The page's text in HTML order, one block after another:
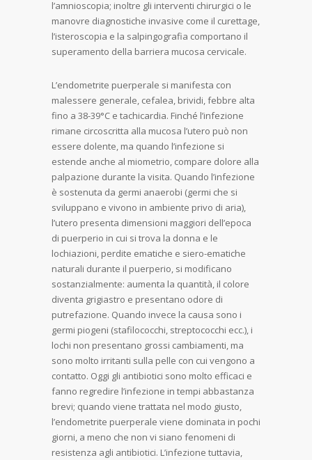
l’amnioscopia; inoltre gli interventi chirurgici o le
manovre diagnostiche invasive come il curettage,
l’isteroscopia e la salpingografia comportano il
superamento della barriera mucosa cervicale.
L’endometrite puerperale si manifesta con
malessere generale, cefalea, brividi, febbre alta
fino a 38-39°C e tachicardia. Finché l’infezione
rimane circoscritta alla mucosa l’utero può non
essere dolente, ma quando l’infezione si
estende anche al miometrio, compare dolore alla
palpazione durante la visita. Quando l’infezione
è sostenuta da germi anaerobi (germi che si
sviluppano e vivono in ambiente privo di aria),
l’utero presenta dimensioni maggiori dell’epoca
di puerperio in cui si trova la donna e le
lochiazioni, perdite ematiche e siero-ematiche
naturali durante il puerperio, si modificano
sostanzialmente: aumenta la quantità, il colore
diventa grigiastro e presentano odore di
putrefazione. Quando invece la causa sono i
germi piogeni (stafilococchi, streptococchi ecc.), i
lochi non presentano grossi cambiamenti, ma
sono molto irritanti sulla pelle con cui vengono a
contatto. Oggi gli antibiotici sono molto efficaci e
fanno regredire l’infezione in tempi abbastanza
brevi; quando viene trattata nel modo giusto,
l’endometrite puerperale viene dominata in pochi
giorni, a meno che non vi siano fenomeni di
resistenza agli antibiotici. L’infezione tuttavia,